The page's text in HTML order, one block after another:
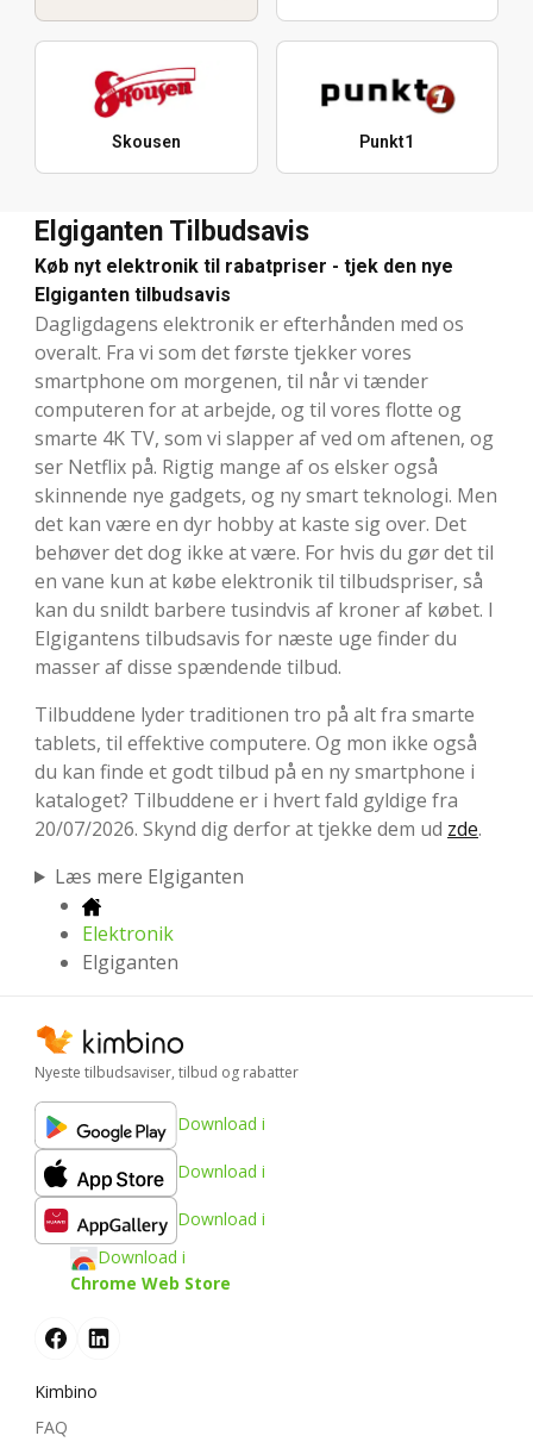
Skousen Punkt1
Elgiganten Tilbudsavis
Køb nyt elektronik til rabatpriser - tjek den nye
Elgiganten tilbudsavis
Dagligdagens elektronik er efterhånden med os
overalt. Fra vi som det første tjekker vores
smartphone om morgenen, til når vi tænder
computeren for at arbejde, og til vores flotte og
smarte 4K TV, som vi slapper af ved om aftenen, og
ser Netflix på. Rigtig mange af os elsker også
skinnende nye gadgets, og ny smart teknologi. Men
det kan være en dyr hobby at kaste sig over. Det
behøver det dog ikke at være. For hvis du gør det til
en vane kun at købe elektronik til tilbudspriser, så
kan du snildt barbere tusindvis af kroner af købet. I
Elgigantens tilbudsavis for næste uge finder du
masser af disse spændende tilbud.
Tilbuddene lyder traditionen tro på alt fra smarte
tablets, til effektive computere. Og mon ikke også
du kan finde et godt tilbud på en ny smartphone i
kataloget? Tilbuddene er i hvert fald gyldige fra
20/07/2026. Skynd dig derfor at tjekke dem ud zde.
Læs mere Elgiganten
Elektronik
Elgiganten
Nyeste tilbudsaviser, tilbud og rabatter
Download i
Download i
Download i
Download i
Chrome Web Store
Kimbino
FAQ